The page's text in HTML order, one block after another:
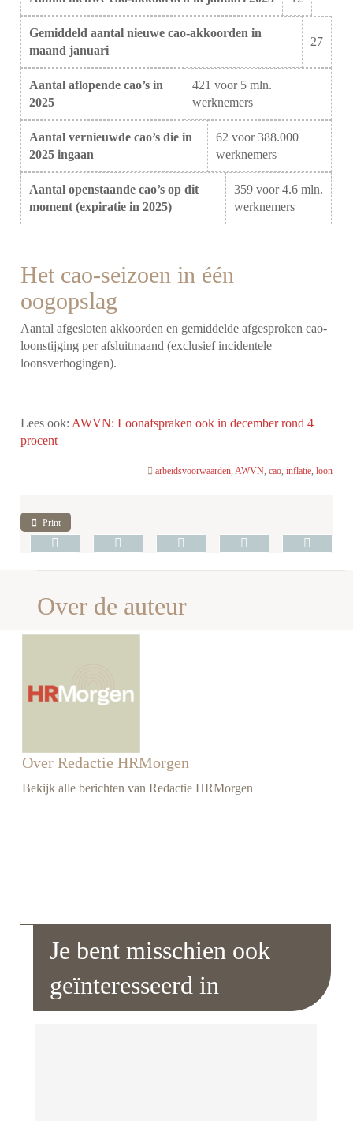
Gemiddeld aantal nieuwe cao-akkoorden in
maand januari
27
Aantal aflopende cao’s in
2025
421 voor 5 mln.
werknemers
Aantal vernieuwde cao’s die in
2025 ingaan
62 voor 388.000
werknemers
Aantal openstaande cao’s op dit
moment (expiratie in 2025)
359 voor 4.6 mln.
werknemers
Het cao-seizoen in één
oogopslag
Aantal afgesloten akkoorden en gemiddelde afgesproken cao-
loonstijging per afsluitmaand (exclusief incidentele
loonsverhogingen).
Lees ook: AWVN: Loonafspraken ook in december rond 4
procent
arbeidsvoorwaarden, AWVN, cao, inflatie, loon
Print
Over de auteur
Over Redactie HRMorgen
Bekijk alle berichten van Redactie HRMorgen
Je bent misschien ook
geïnteresseerd in